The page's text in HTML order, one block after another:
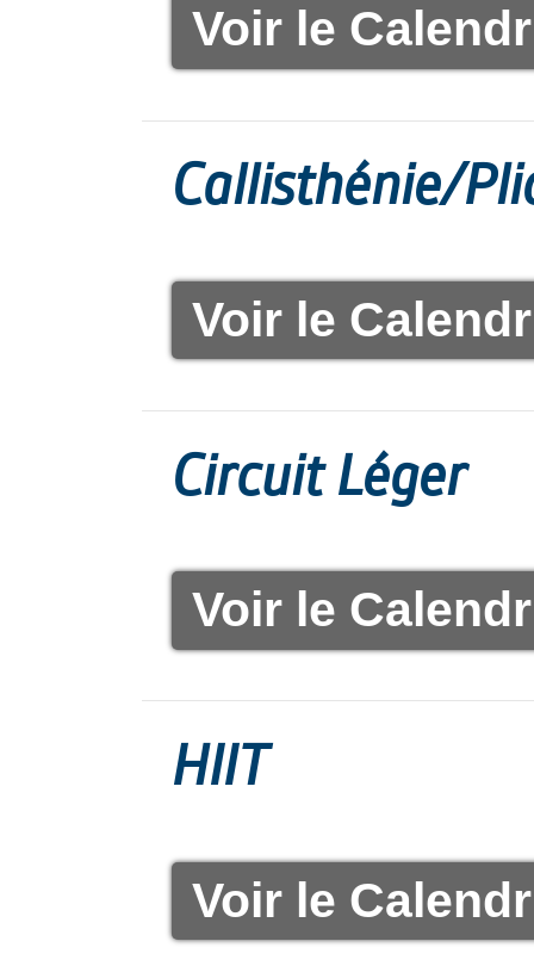
Voir le
Callisthénie/
Voir le
Circuit Léger
Voir le
HIIT
Voir le